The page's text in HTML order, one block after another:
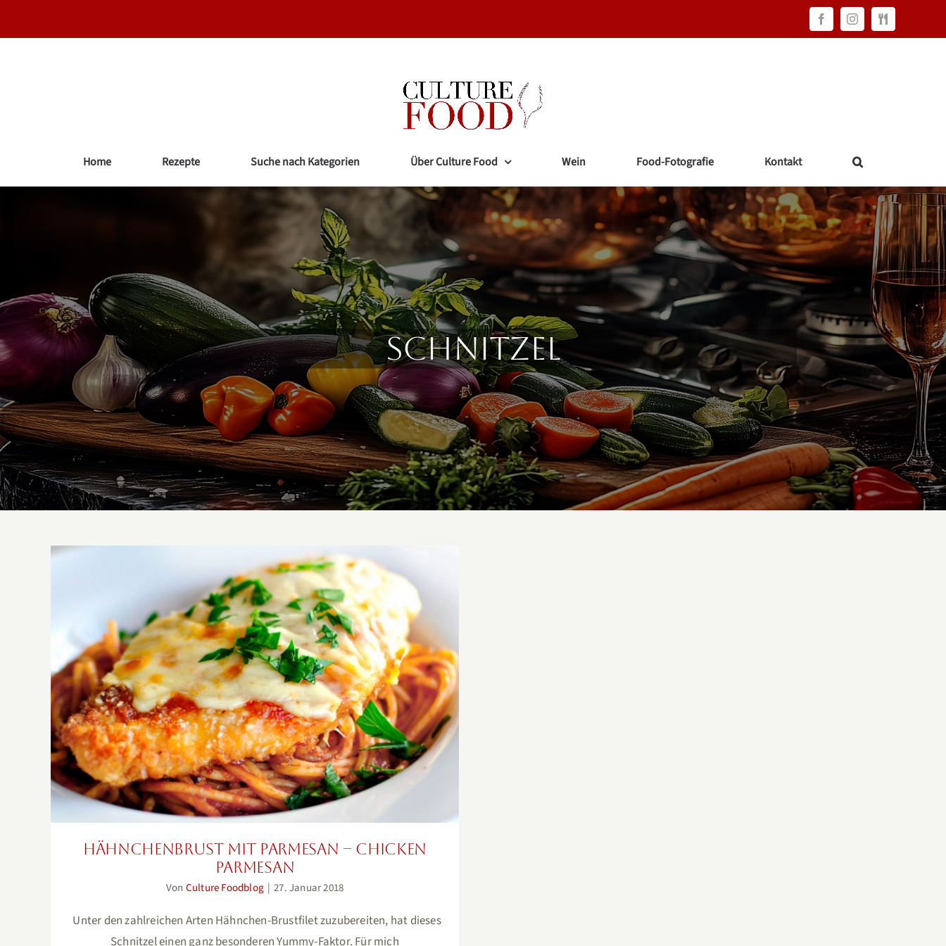
FacebookInstagramFAWC
Consulting
Home Rezepte Suche nach Kategorien Über Culture Food Wein Food-Fotografie Kontakt
schnitzel
Hähnchenbrust mit Parmesan – Chicken
Parmesan
Hähnchenbrust mit Parmesan – Chicken
Parmesan
Von Culture Foodblog | 27. Januar 2018
Unter den zahlreichen Arten Hähnchen-Brustfilet zuzubereiten, hat dieses
Schnitzel einen ganz besonderen Yummy-Faktor. Für mich